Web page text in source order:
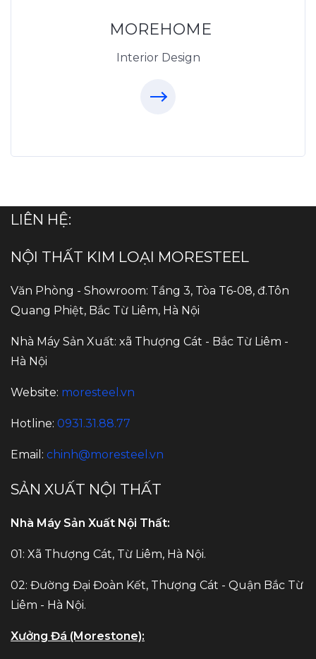
MOREHOME
Interior Design
LIÊN HỆ:
NỘI THẤT KIM LOẠI MORESTEEL
Văn Phòng - Showroom: Tầng 3, Tòa T6-08, đ.Tôn
Quang Phiệt, Bắc Từ Liêm, Hà Nội
Nhà Máy Sản Xuất: xã Thượng Cát - Bắc Từ Liêm -
Hà Nội
Website: moresteel.vn
Hotline: 0931.31.88.77
Email: chinh@moresteel.vn
SẢN XUẤT NỘI THẤT
Nhà Máy Sản Xuất Nội Thất:
01: Xã Thượng Cát, Từ Liêm, Hà Nội.
02: Đường Đại Đoàn Kết, Thượng Cát - Quận Bắc Từ
Liêm - Hà Nội.
Xưởng Đá (Morestone):